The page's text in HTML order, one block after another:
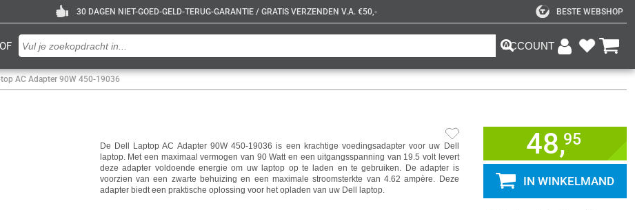
30 DAGEN NIET-GOED-GELD-TERUG-GARANTIE / GRATIS VERZENDEN V.A. €50,- BESTE WEBSHOP
OF ACCOUNT
AC Adapter 90W 450-19036
De Dell Laptop AC Adapter 90W 450-19036 is een krachtige voedingsadapter voor uw Dell
laptop. Met een maximaal vermogen van 90 Watt en een uitgangsspanning van 19.5 volt levert
deze adapter voldoende energie om uw laptop op te laden en te gebruiken. De adapter is
voorzien van een zwarte behuizing en een maximale stroomsterkte van 4.62 ampère. Deze
adapter biedt een praktische oplossing voor het opladen van uw Dell laptop.
48,95
IN WINKELMAND